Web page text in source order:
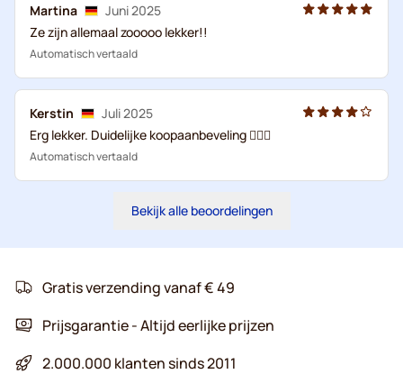
Martina
Juni 2025
Ze zijn allemaal zooooo lekker!!
Automatisch vertaald
Kerstin
Juli 2025
Erg lekker. Duidelijke koopaanbeveling 👍🏼😊
Automatisch vertaald
Bekijk alle beoordelingen
Gratis verzending vanaf € 49
Prijsgarantie - Altijd eerlijke prijzen
2.000.000 klanten sinds 2011